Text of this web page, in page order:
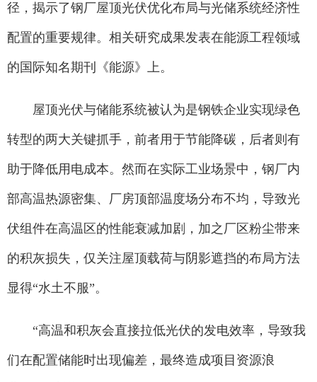
径，揭示了钢厂屋顶光伏优化布局与光储系统经济性
配置的重要规律。相关研究成果发表在能源工程领域
的国际知名期刊《能源》上。
屋顶光伏与储能系统被认为是钢铁企业实现绿色
转型的两大关键抓手，前者用于节能降碳，后者则有
助于降低用电成本。然而在实际工业场景中，钢厂内
部高温热源密集、厂房顶部温度场分布不均，导致光
伏组件在高温区的性能衰减加剧，加之厂区粉尘带来
的积灰损失，仅关注屋顶载荷与阴影遮挡的布局方法
显得“水土不服”。
“高温和积灰会直接拉低光伏的发电效率，导致我
们在配置储能时出现偏差，最终造成项目资源浪